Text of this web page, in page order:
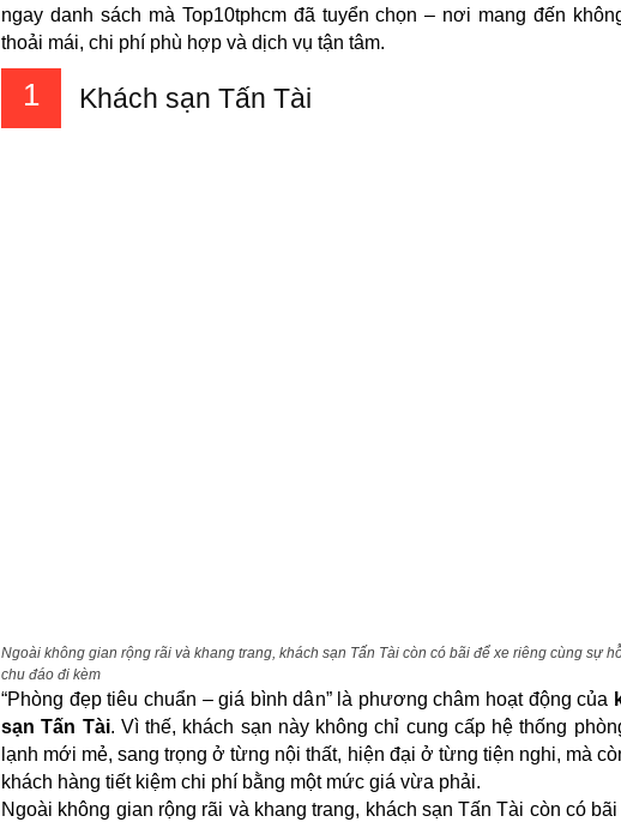
ngay danh sách mà Top10tphcm đã tuyển chọn – nơi mang đến
thoải mái, chi phí phù hợp và dịch vụ tận tâm.
1 Khách sạn Tấn Tài
Ngoài không gian rộng rãi và khang trang, khách sạn Tấn Tài còn có bãi để xe riêng cùng sự
chu đáo đi kèm
“Phòng đẹp tiêu chuẩn – giá bình dân” là phương châm hoạt động của
sạn Tấn Tài. Vì thế, khách sạn này không chỉ cung cấp hệ thống
lạnh mới mẻ, sang trọng ở từng nội thất, hiện đại ở từng tiện nghi, mà
khách hàng tiết kiệm chi phí bằng một mức giá vừa phải.
Ngoài không gian rộng rãi và khang trang, khách sạn Tấn Tài còn có